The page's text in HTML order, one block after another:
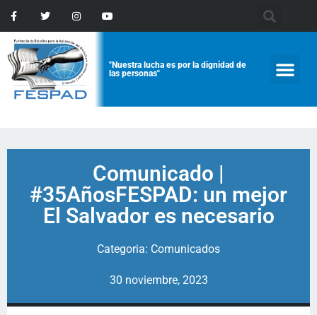
"Nuestra lucha es por la dignidad de
las personas"
Comunicado |
#35AñosFESPAD: un mejor
El Salvador es necesario
Categoria: Comunicados
30 noviembre, 2023